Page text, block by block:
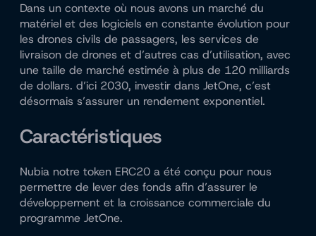
Dans un contexte où nous avons un marché du
matériel et des logiciels en constante évolution pour
les drones civils de passagers, les services de
livraison de drones et d’autres cas d’utilisation, avec
une taille de marché estimée à plus de 120 milliards
de dollars. d’ici 2030, investir dans JetOne, c’est
désormais s’assurer un rendement exponentiel.
Caractéristiques
Nubia notre token ERC20 a été conçu pour nous
permettre de lever des fonds afin d’assurer le
développement et la croissance commerciale du
programme JetOne.